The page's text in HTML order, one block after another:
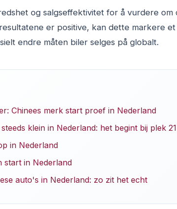
og salgseffektivitet for å vurdere om
er positive, kan dette markere
endre måten biler selges på globalt.
Chinees merk start proef in Nederland
klein in Nederland: het begint bij plek 21
in Nederland
start in Nederland
auto's in Nederland: zo zit het echt